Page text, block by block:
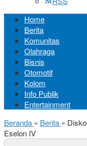
Home
Berita
Komunitas
Olahraga
Bisnis
Otomotif
Kolom
Info Publik
Entertainment
Beranda » Berita »
Eselon IV